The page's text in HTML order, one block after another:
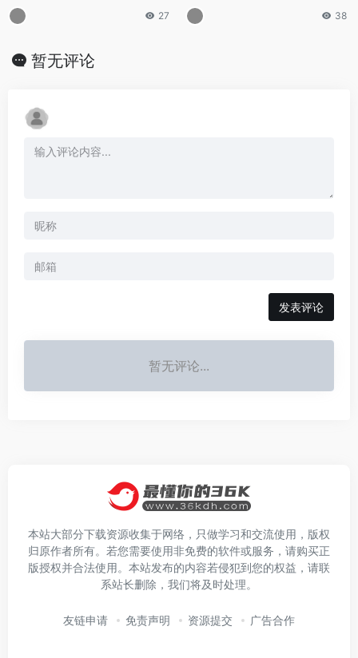
27 38
暂无评论
发表评论
暂无评论...
本站大部分下载资源收集于网络，只做学习和交流使用，版权
归原作者所有。若您需要使用非免费的软件或服务，请购买正
版授权并合法使用。本站发布的内容若侵犯到您的权益，请联
系站长删除，我们将及时处理。
友链申请 免责声明 资源提交 广告合作